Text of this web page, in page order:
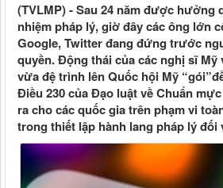
(TVLMP) - Sau 24 năm được hưởng
nhiệm pháp lý, giờ đây các ông lớn
Google, Twitter đang đứng trước
quyền. Động thái của các nghị sĩ Mỹ
vừa đệ trình lên Quốc hội Mỹ
Điều 230 của Đạo luật về Chuẩn
ra cho các quốc gia trên phạm vi
trong thiết lập hành lang pháp lý đối